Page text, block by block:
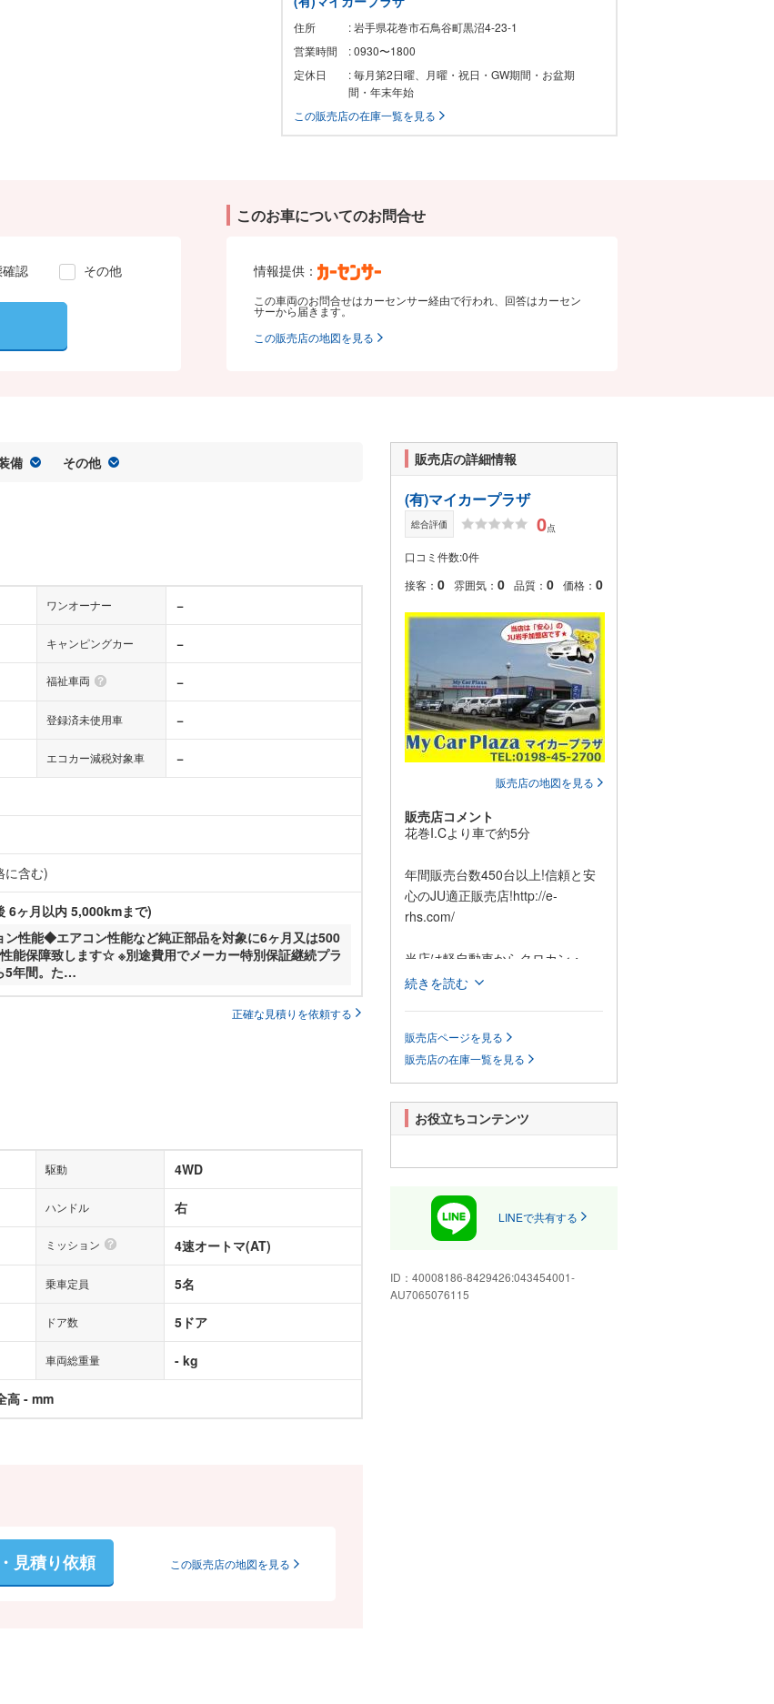
住所
: 岩手県花巻市石鳥谷町黒沼4-23-1
営業時間
: 0930〜1800
定休日
: 毎月第2日曜、月曜・祝日・GW期間・お盆期
間・年末年始
この販売店の在庫一覧を見る
認 その他
このお車についてのお問合せ
情報提供：
この車両のお問合せはカーセンサー経由で行われ、回答はカーセン
サーから届きます。
この販売店の地図を見る
備 その他
ワンオーナー −
キャンピングカー −
福祉車両 −
登録済未使用車 −
エコカー減税対象車 −
に含む)
6ヶ月以内 5,000kmまで)
性能◆エアコン性能など純正部品を対象に6ヶ月又は500
能保障致します☆ ※別途費用でメーカー特別保証継続プラ
5年間。た…
正確な見積りを依頼する
駆動 4WD
ハンドル 右
ミッション 4速オートマ(AT)
乗車定員 5名
ドア数 5ドア
車両総重量 - kg
高 - mm
見積り依頼 この販売店の地図を見る
販売店の詳細情報
(有)マイカープラザ
総合評価 0点
口コミ件数:0件
接客： 0 雰囲気： 0 品質： 0 価格： 0
販売店の地図を見る
販売店コメント
花巻I.Cより車で約5分
年間販売台数450台以上!信頼と安
心のJU適正販売店!http://e-
rhs.com/
当店は軽自動車からクロカン・
4WD、ミニバン・1BOXカーまで
全車6ヶ月・5000km保証付販売な
ので、安心してお買い上げいただ
けます!
お見積りもカーセンサーnetやお電
話・FAXから無料でお出し致しま
自社整備工場も完備しており、ア
また、高価買取も実施しておりま
す。是非ご相談下さい!
示場では常時50台以上の在庫を展
示しており、全車に走行距離及び
続きを読む
販売店ページを見る
販売店の在庫一覧を見る
お役立ちコンテンツ
LINEで共有する
ID： 40008186-8429426:043454001-
AU7065076115